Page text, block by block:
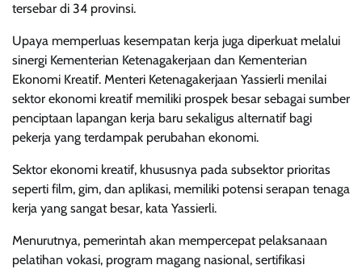
tersebar di 34 provinsi.
Upaya memperluas kesempatan kerja juga diperkuat melalui
sinergi Kementerian Ketenagakerjaan dan Kementerian
Ekonomi Kreatif. Menteri Ketenagakerjaan Yassierli menilai
sektor ekonomi kreatif memiliki prospek besar sebagai sumber
penciptaan lapangan kerja baru sekaligus alternatif bagi
pekerja yang terdampak perubahan ekonomi.
Sektor ekonomi kreatif, khususnya pada subsektor prioritas
seperti film, gim, dan aplikasi, memiliki potensi serapan tenaga
kerja yang sangat besar, kata Yassierli.
Menurutnya, pemerintah akan mempercepat pelaksanaan
pelatihan vokasi, program magang nasional, sertifikasi